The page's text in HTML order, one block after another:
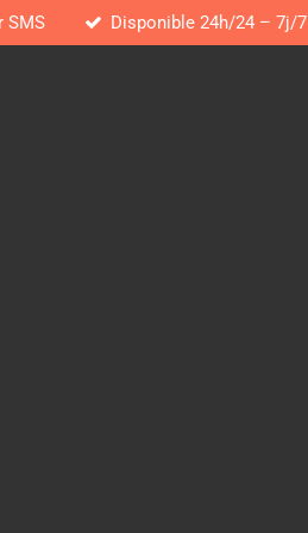
SMS Disponible 24h/24 – 7j/7